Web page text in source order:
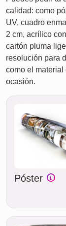
calidad: como
UV, cuadro
2 cm, acrílico
cartón pluma
resolución para
como el material
ocasión.
Póster